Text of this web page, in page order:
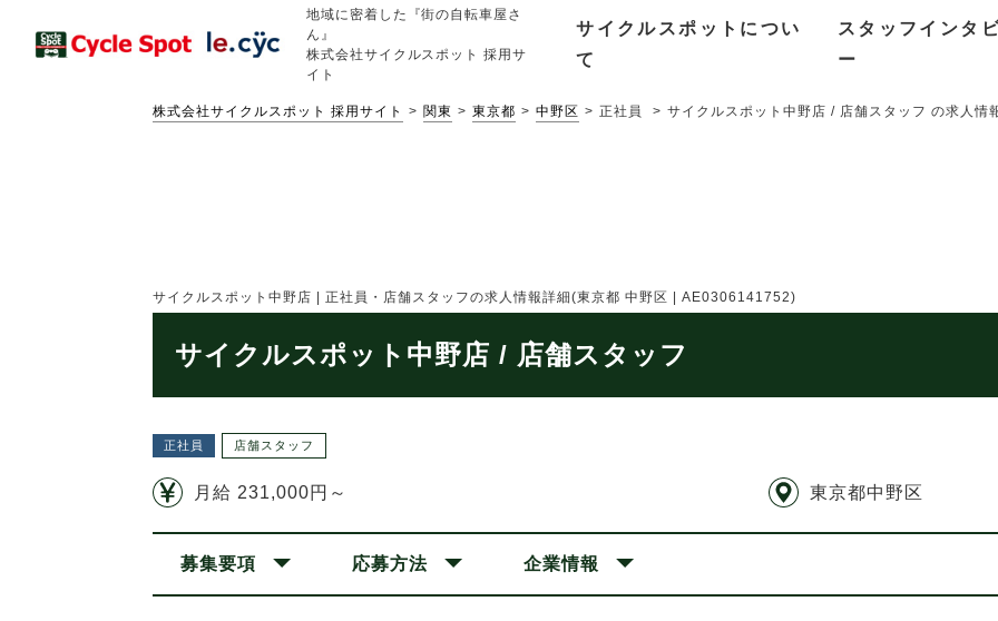
地域に密着した『街の自転車屋さ
ん』
株式会社サイクルスポット 採用サ
イト
サイクルスポットについ
て
スタッフインタ
ー
株式会社サイクルスポット 採用サイト 関東 東京都 中野区 正社員 サイクルスポット中野店 / 店舗スタッフ の求人
サイクルスポット中野店 | 正社員・店舗スタッフの求人情報詳細(東京都 中野区 | AE0306141752)
サイクルスポット中野店 / 店舗スタッフ
正社員 店舗スタッフ
月給 231,000円～ 東京都中野区
募集要項 応募方法 企業情報